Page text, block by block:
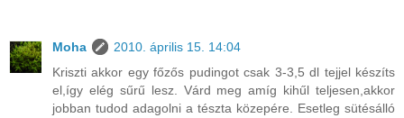
Moha
2010. április 15. 14:04
Kriszti akkor egy főzős pudingot csak 3-3,5 dl tejjel készíts
el,így elég sűrű lesz. Várd meg amíg kihűl teljesen,akkor
jobban tudod adagolni a tészta közepére. Esetleg sütésálló